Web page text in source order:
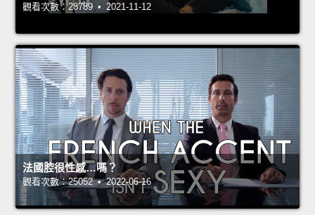
觀看次數：28789 • 2021-11-12
法國腔很性感…嗎？
觀看次數：25052 • 2022-06-16